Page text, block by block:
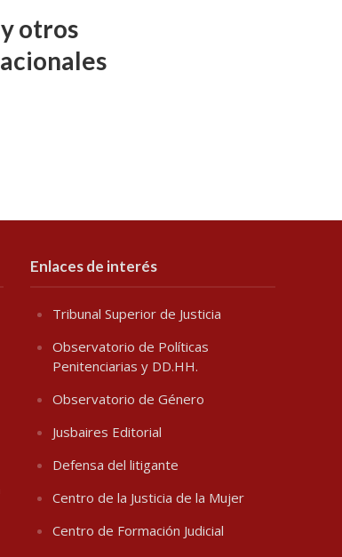
otros
Enlaces de interés
Tribunal Superior de Justicia
Observatorio de Políticas
Penitenciarias y DD.HH.
Observatorio de Género
Jusbaires Editorial
Defensa del litigante
Centro de la Justicia de la Mujer
Centro de Formación Judicial